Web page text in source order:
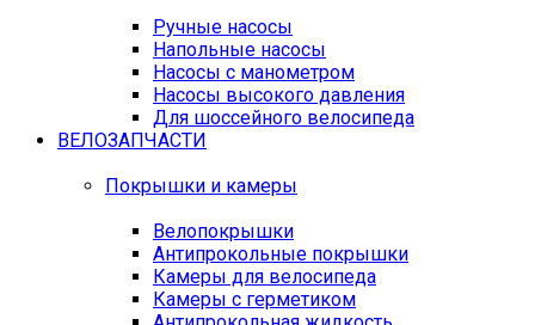
Ручные насосы
Напольные насосы
Насосы с манометром
Насосы высокого давления
Для шоссейного велосипеда
ВЕЛОЗАПЧАСТИ
Покрышки и камеры
Велопокрышки
Антипрокольные покрышки
Камеры для велосипеда
Камеры с герметиком